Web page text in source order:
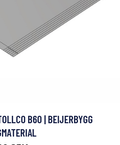
B60 | BEIJERBYGG